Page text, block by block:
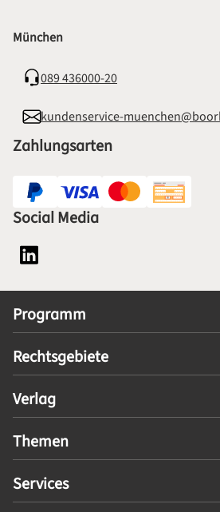
München
089 436000-20
kundenservice-
Zahlungsarten
Social Media
Social Media Plattform LinkedIn
Programm
Rechtsgebiete
Verlag
Themen
Services